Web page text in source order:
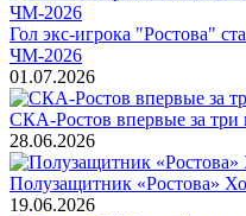
Гол экс-игрока "Ростова"
ЧМ-2026
01.07.2026
СКА-Ростов впервые за три
28.06.2026
Полузащитник «Ростова»
19.06.2026